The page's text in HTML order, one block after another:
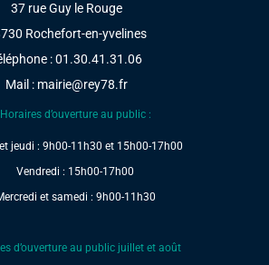
37 rue Guy le Rouge
Rochefort-en-yvelines
: 01.30.41.31.06
Mail : mairie@rey78.fr
Horaires d’ouverture au public :
jeudi : 9h00-11h30 et 15h00-17h00
Vendredi : 15h00-17h00
et samedi : 9h00-11h30
d’ouverture au public juillet et août